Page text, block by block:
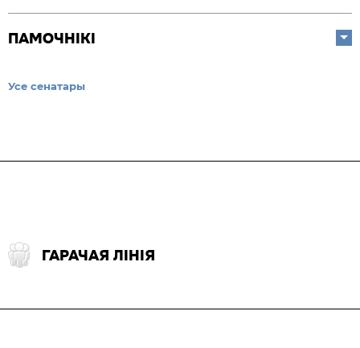
ПАМОЧНІКІ
Усе сенатары
ГАРАЧАЯ ЛІНІЯ